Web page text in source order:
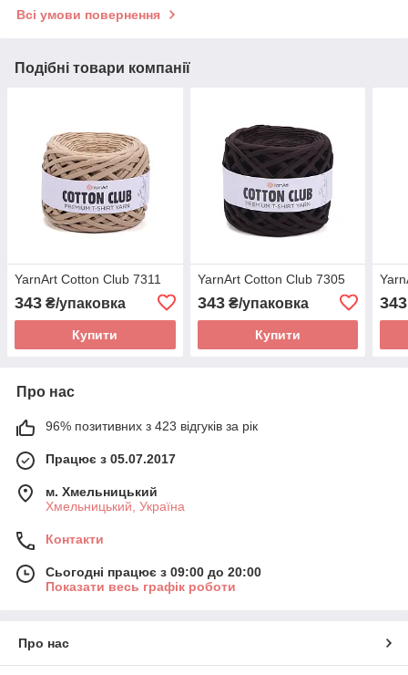
Всі умови повернення
Подібні товари компанії
YarnArt Cotton Club 7311
343 ₴/упаковка
Купити
YarnArt Cotton Club 7305
343₴/упаковка
Купити
343
Про нас
96% позитивних з 423 відгуків за рік
Працює з 05.07.2017
м. Хмельницький
Хмельницький, Україна
Контакти
Сьогодні працює з 09:00 до 20:00
Показати весь графік роботи
Про нас